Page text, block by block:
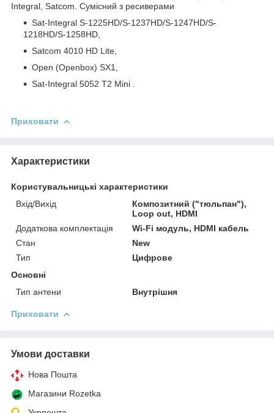
Integral, Satcom. Сумісний з ресиверами
Sat-Integral S-1225HD/S-1237HD/S-1247HD/S-
1218HD/S-1258HD,
Satcom 4010 HD Lite,
Open (Openbox) SX1,
Sat-Integral 5052 T2 Mini .
Приховати
Характеристики
Користувальницькі характеристики
Вхід/Вихід
Композитний ("тюльпан"),
Loop out, HDMI
Додаткова комплектація
Wi-Fi модуль, HDMI кабель
Стан
New
Тип
Цифрове
Основні
Тип антени
Внутрішня
Приховати
Умови доставки
Нова Пошта
Магазини Rozetka